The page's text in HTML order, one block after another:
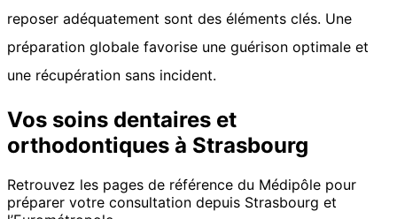
reposer adéquatement sont des éléments clés. Une
préparation globale favorise une guérison optimale et
une récupération sans incident.
Vos soins dentaires et
orthodontiques à Strasbourg
Retrouvez les pages de référence du Médipôle pour
préparer votre consultation depuis Strasbourg et